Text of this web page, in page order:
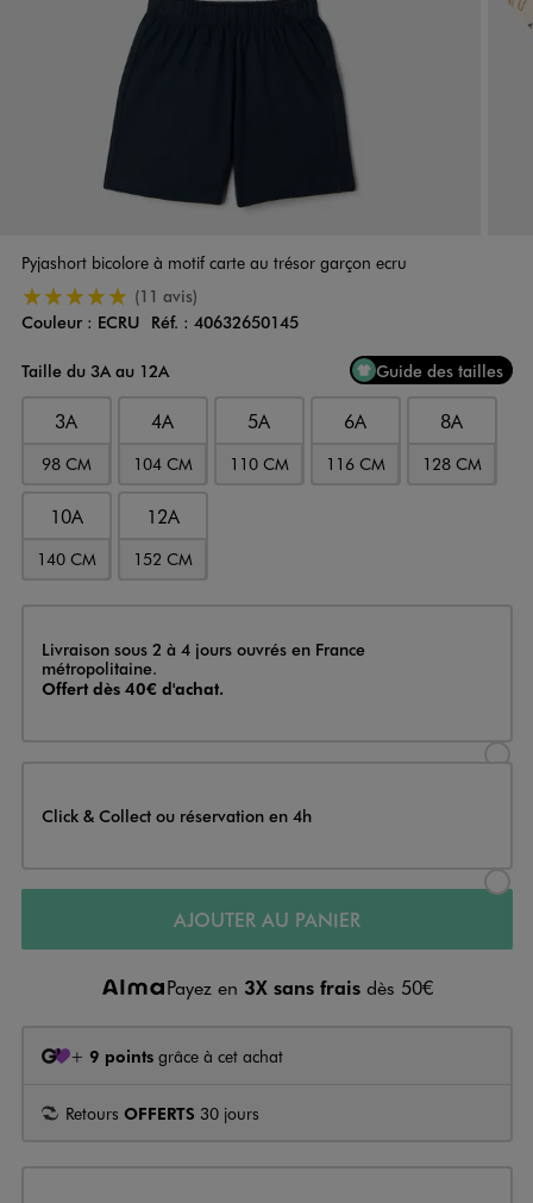
Pyjashort bicolore à motif carte au trésor garçon ecru
5/5 de moyenne(11 avis)
Couleur
Couleur : ECRU Réf. : 40632650145
Taille du 3A au 12A
Guide des tailles
3A
98 CM
4A
104 CM
5A
110 CM
6A
116 CM
8A
128 CM
10A
140 CM
12A
152 CM
Livraison
Livraison sous 2 à 4 jours ouvrés en France
métropolitaine.
Offert dès 40€ d'achat.
Click & Collect ou réservation en 4h
AJOUTER AU PANIER
Payez en 3X sans frais dès 50€
+ 9 points grâce à cet achat
Retours OFFERTS 30 jours